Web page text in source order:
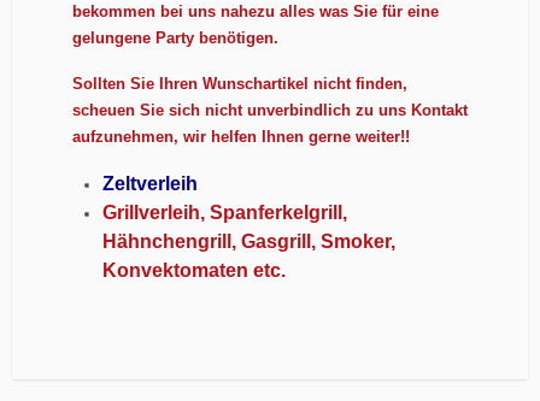
bekommen bei uns nahezu alles was Sie für eine
gelungene Party benötigen.
Sollten Sie Ihren Wunschartikel nicht finden,
scheuen Sie sich nicht unverbindlich zu uns Kontakt
aufzunehmen, wir helfen Ihnen gerne weiter!!
Zeltverleih
Grillverleih, Spanferkelgrill,
Hähnchengrill, Gasgrill, Smoker,
Konvektomaten etc.